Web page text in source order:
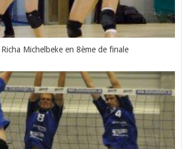
Michelbeke en 8ème de finale